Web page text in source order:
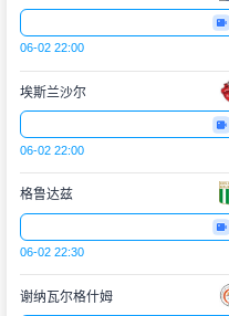
06-02 22:00
埃斯兰沙尔
06-02 22:00
格鲁达兹
06-02 22:30
谢纳瓦尔格什姆